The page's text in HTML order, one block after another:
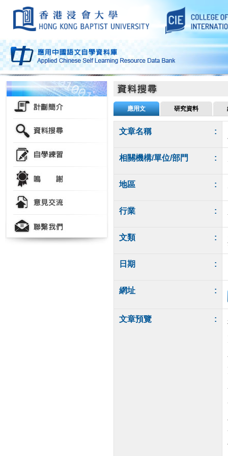
應用文 研究資料
文章名稱 :
相關機構/單位/部門 :
地區 :
行業 :
文類 :
日期 :
網址 :
文章預覽 :